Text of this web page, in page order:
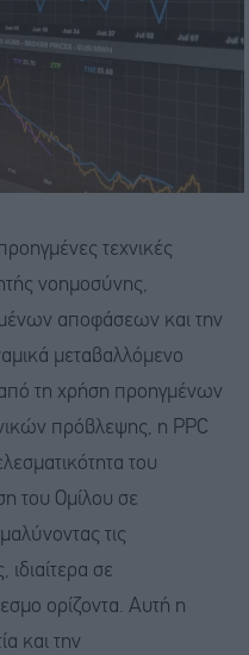
τεχνικές
νοημοσύνης,
αποφάσεων και την
μεταβαλλόμενο
τη χρήση προηγμένων
πρόβλεψης, η PPC
του
του Ομίλου σε
τις
ιδιαίτερα σε
ορίζοντα. Αυτή η
και την